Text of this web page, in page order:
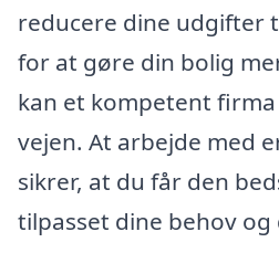
reducere dine udgifter
for at gøre din bolig
kan et kompetent
vejen. At arbejde med
sikrer, at du får den
tilpasset dine behov og